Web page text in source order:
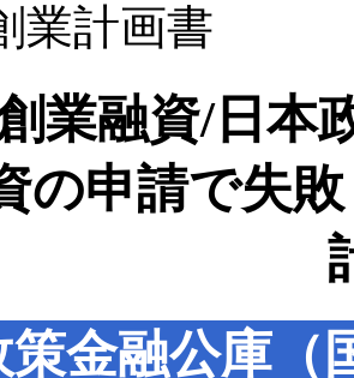
業計画書
業融資/日本
の申請で失
策金融公庫